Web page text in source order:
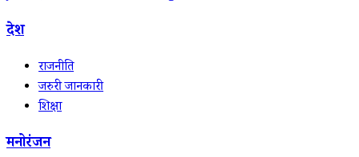
देश
राजनीति
जरुरी जानकारी
शिक्षा
मनोरंजन